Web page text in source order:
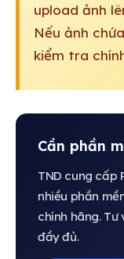
upload ảnh
Nếu ảnh
kiểm tra
Cần phần
TND cung cấp
nhiều phần
chính hãng. Tư
đầy đủ.